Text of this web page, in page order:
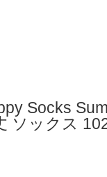
Socks
ソックス